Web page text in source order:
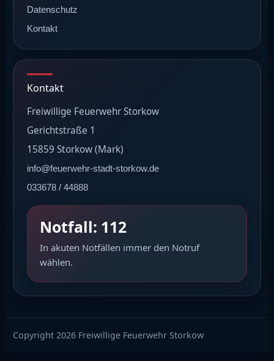
Datenschutz
Kontakt
Kontakt
Freiwillige Feuerwehr Storkow
Gerichtstraße 1
15859 Storkow (Mark)
info@feuerwehr-stadt-storkow.de
033678 / 44888
Notfall: 112
In akuten Notfällen immer den Notruf
wählen.
Copyright 2026 Freiwillige Feuerwehr Storkow